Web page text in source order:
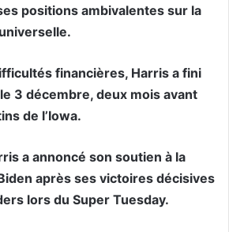
positions ambivalentes sur la
financières, Harris a fini
3 décembre, deux mois avant
de l’Iowa.
a annoncé son soutien à la
après ses victoires décisives
lors du Super Tuesday.